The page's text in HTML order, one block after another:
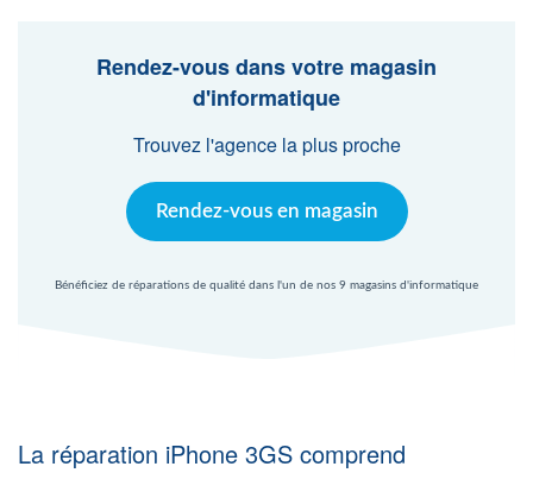
Rendez-vous dans votre magasin
d'informatique
Trouvez l'agence la plus proche
Rendez-vous en magasin
Bénéficiez de réparations de qualité dans l'un de nos 9 magasins d'informatique
La réparation iPhone 3GS comprend